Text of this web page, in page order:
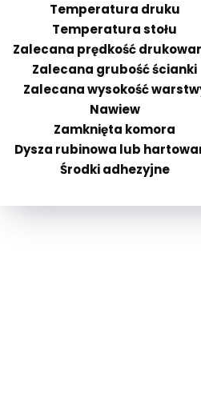
Temperatura druku
Temperatura stołu
Zalecana prędkość
Zalecana grubość ścianki
Zalecana wysokość
Nawiew
Zamknięta komora
Dysza rubinowa lub
Środki adhezyjne